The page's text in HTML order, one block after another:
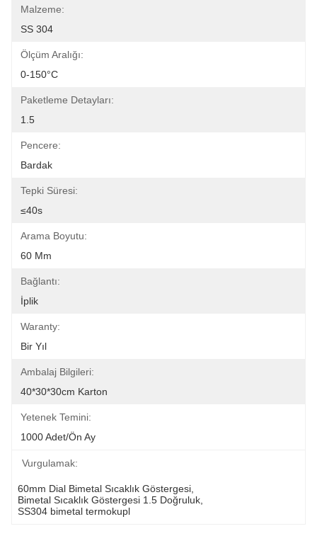
Malzeme:
SS 304
Ölçüm Aralığı:
0-150°C
Paketleme Detayları:
1.5
Pencere:
Bardak
Tepki Süresi:
≤40s
Arama Boyutu:
60 Mm
Bağlantı:
İplik
Waranty:
Bir Yıl
Ambalaj Bilgileri:
40*30*30cm Karton
Yetenek Temini:
1000 Adet/ön Ay
Vurgulamak:
60mm Dial Bimetal Sıcaklık Göstergesi
Bimetal Sıcaklık Göstergesi 1.5 Doğruluk
SS304 bimetal termokupl